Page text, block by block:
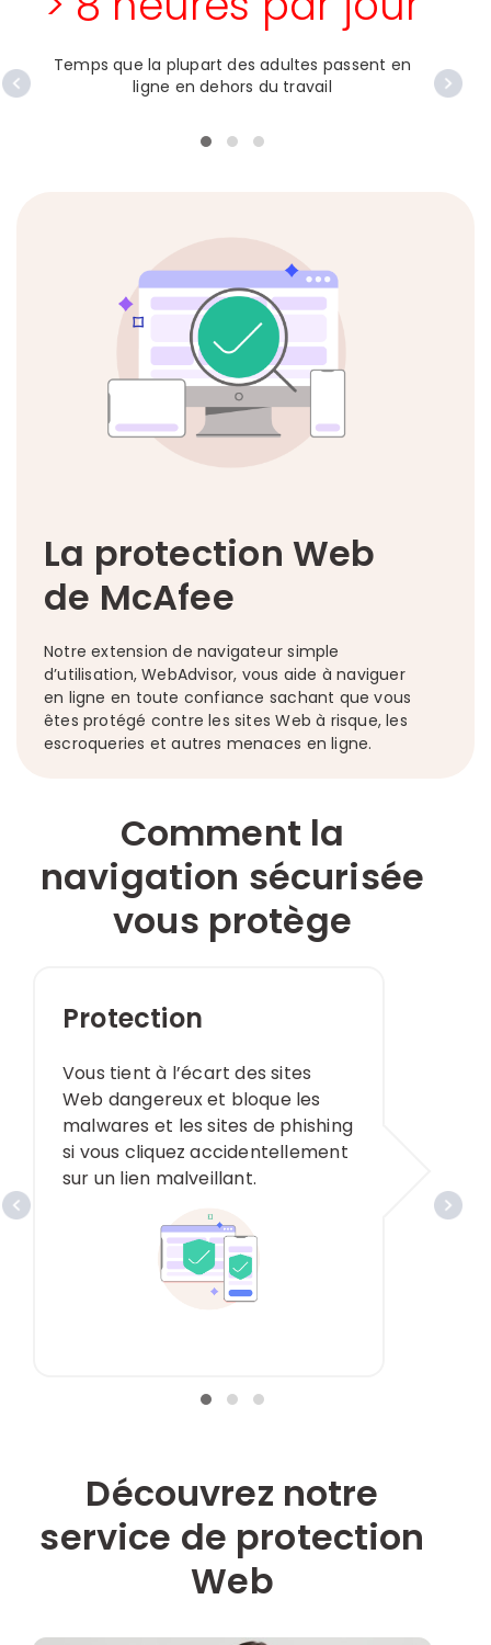
Temps que la plupart des adultes passent en
ligne en dehors du travail
La protection Web
de McAfee
Notre extension de navigateur simple
d’utilisation, WebAdvisor, vous aide à naviguer
en ligne en toute confiance sachant que vous
êtes protégé contre les sites Web à risque, les
escroqueries et autres menaces en ligne.​
Comment la
navigation sécurisée
vous protège
Protection
Vous tient à l’écart des sites
Web dangereux et bloque les
malwares et les sites de phishing
si vous cliquez accidentellement
sur un lien malveillant.
Découvrez notre
service de protection
Web